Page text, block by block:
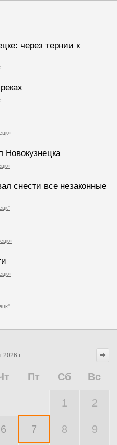
через тернии к
Новокузнецка
снести все незаконные
2026 г.
Пт Сб Вс
1 2
6 7 8 9